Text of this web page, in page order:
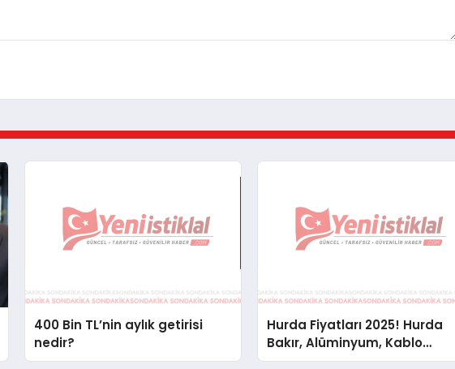
400 Bin TL’nin aylık getirisi
nedir?
Hurda Fiyatları 2025! Hurda
Bakır, Alüminyum, Kablo
Fiyatları